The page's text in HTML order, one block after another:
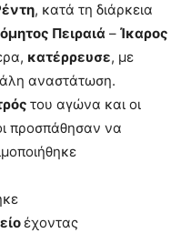
, κατά τη διάρκεια
Πειραιά – Ίκαρος
κατέρρευσε, με
αναστάτωση.
του αγώνα και οι
προσπάθησαν να
έχοντας